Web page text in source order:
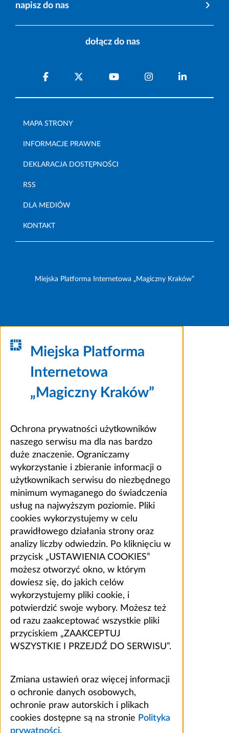
napisz do nas
dołącz do nas
MAPA STRONY
INFORMACJE PRAWNE
DEKLARACJA DOSTĘPNOŚCI
RSS
DLA MEDIÓW
KONTAKT
Miejska Platforma Internetowa „Magiczny Kraków”
Miejska Platforma
Internetowa
„Magiczny Kraków”
Ochrona prywatności użytkowników
naszego serwisu ma dla nas bardzo
duże znaczenie. Ograniczamy
wykorzystanie i zbieranie informacji o
użytkownikach serwisu do niezbędnego
minimum wymaganego do świadczenia
usług na najwyższym poziomie. Pliki
cookies wykorzystujemy w celu
prawidłowego działania strony oraz
analizy liczby odwiedzin. Po kliknięciu w
przycisk „USTAWIENIA COOKIES”
możesz otworzyć okno, w którym
dowiesz się, do jakich celów
wykorzystujemy pliki cookie, i
potwierdzić swoje wybory. Możesz też
od razu zaakceptować wszystkie pliki
przyciskiem „ZAAKCEPTUJ
WSZYSTKIE I PRZEJDŹ DO SERWISU”.
Zmiana ustawień oraz więcej informacji
o ochronie danych osobowych,
ochronie praw autorskich i plikach
cookies dostępne są na stronie Polityka
prywatności.